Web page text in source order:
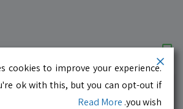
עסקים מומלצים!רוצים גם?
10.0
cookies to improve your experience.
ok with this, but you can opt-out if
you wish.
Read More